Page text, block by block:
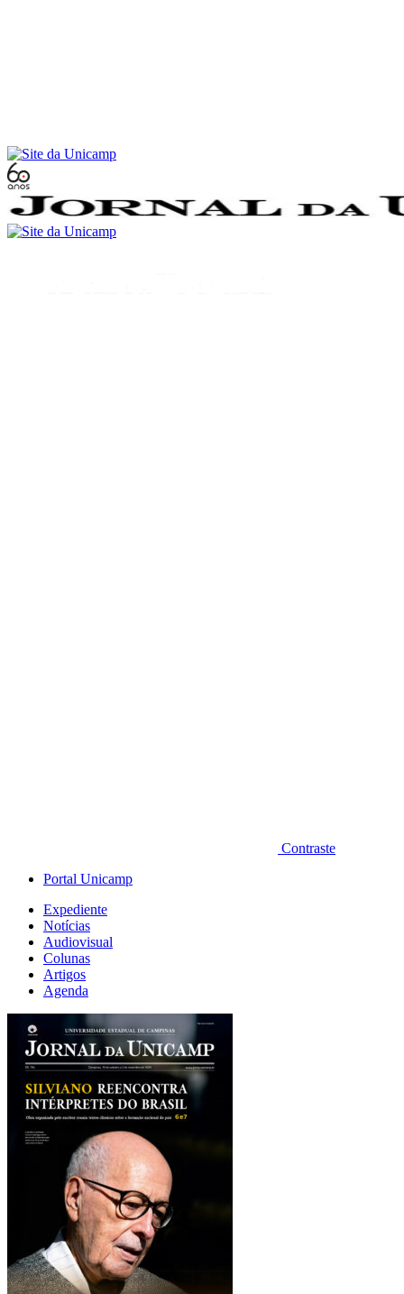
Contraste
Portal Unicamp
Expediente
Notícias
Audiovisual
Colunas
Artigos
Agenda